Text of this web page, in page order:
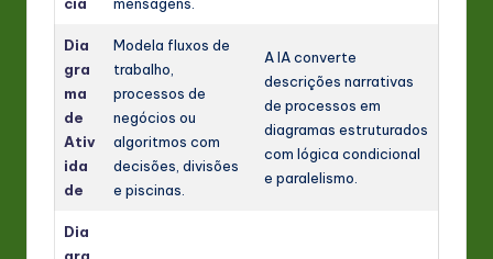
Dia
gra
ma
de
Ativ
ida
de
Modela fluxos de
trabalho,
processos de
negócios ou
algoritmos com
decisões, divisões
e piscinas.
A IA converte
descrições narrativas
de processos em
diagramas estruturados
com lógica condicional
e paralelismo.
Dia